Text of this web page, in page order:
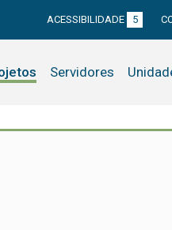
ACESSIBILIDADE 5
Servidores